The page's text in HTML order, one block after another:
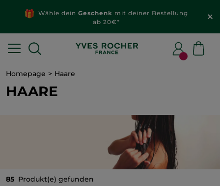
Wähle dein Geschenk mit deiner Bestellung
ab 20€*
Homepage Haare
HAARE
85 Produkt(e) gefunden